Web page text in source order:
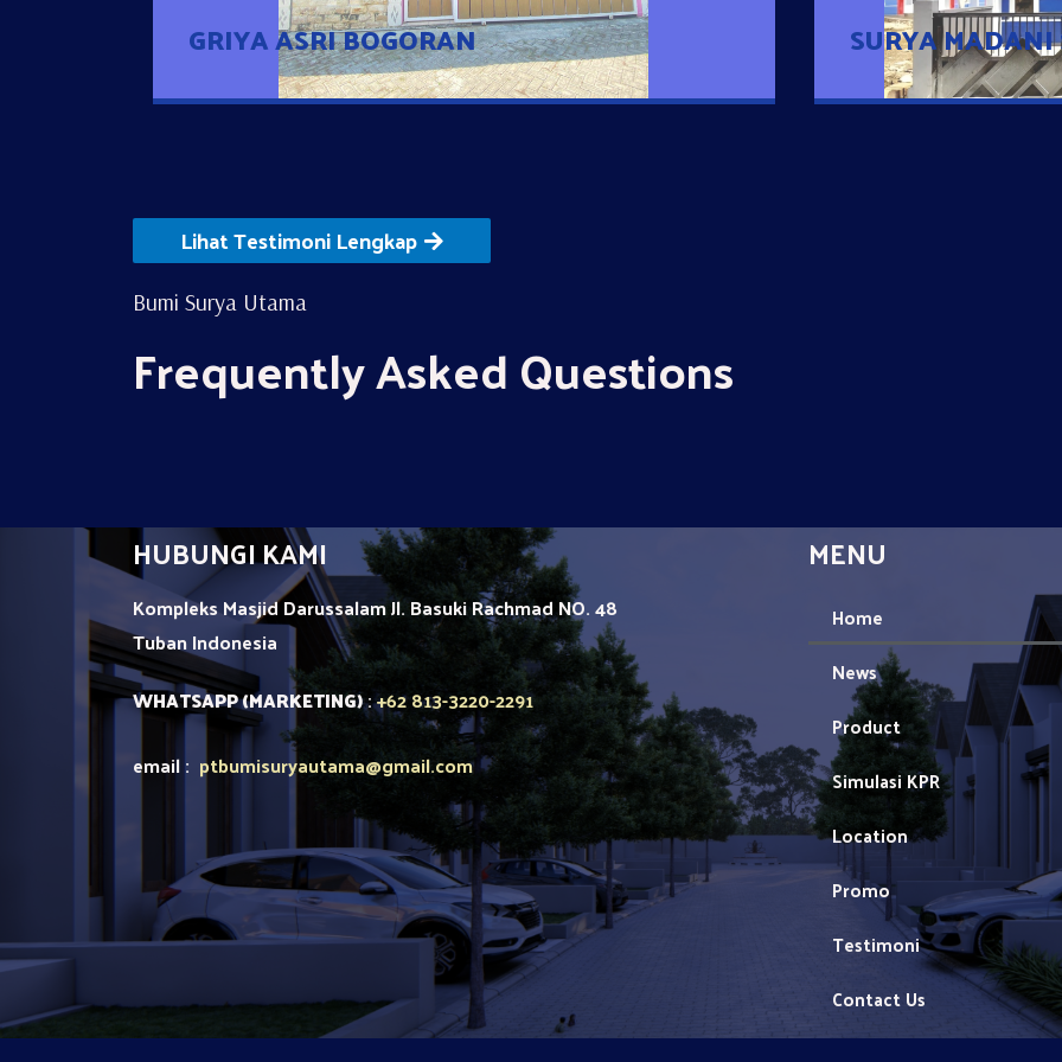
GRIYA ASRI BOGORAN SURYA
Lihat Testimoni Lengkap
Bumi Surya Utama
Frequently Asked Questions
HUBUNGI KAMI
Kompleks Masjid Darussalam Jl. Basuki Rachmad NO. 48
TubanIndonesia
WHATSAPP (MARKETING):+62 813-3220-2291
email : ptbumisuryautama@gmail.com
MENU
Home
News
Product
Simulasi KPR
Location
Promo
Testimoni
Contact Us